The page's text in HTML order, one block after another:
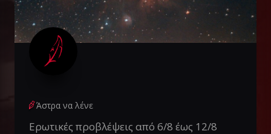
Άστρα να λένε
Ερωτικές προβλέψεις από 6/8 έως 12/8